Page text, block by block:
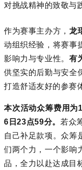
对挑战精神的致敬与
作为赛事主办方， 龙
动组织经验，将赛事
影响力与专业性。 有
供坚实的后勤与安全
打造舒适友好的参赛
本次活动众筹费用为
6日23点59分。 若众
自己补足款项。众筹
们两个力，一个影响
品，全力以赴达成目